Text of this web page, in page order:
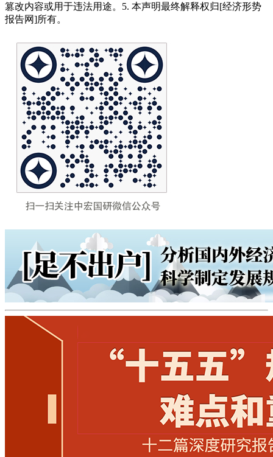
篡改内容或用于违法用途。5. 本声明最终解释权归[经济形势
报告网]所有。